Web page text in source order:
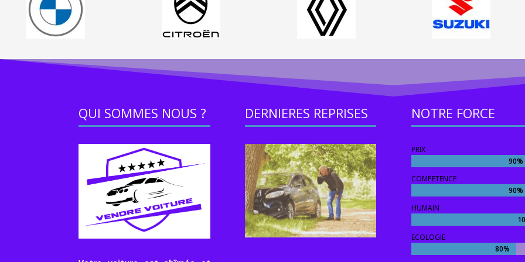
QUI SOMMES NOUS ? DERNIERES REPRISES NOTRE FORCE
PRIX
90%
90%
COMPETENCE
90%
90%
HUMAIN
ECOLOGIE
80%
80%